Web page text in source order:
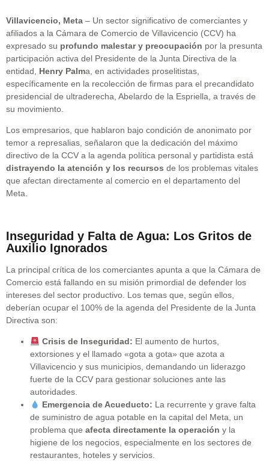
Villavicencio, Meta – Un sector significativo de comerciantes y
afiliados a la Cámara de Comercio de Villavicencio (CCV) ha
expresado su profundo malestar y preocupación por la presunta
participación activa del Presidente de la Junta Directiva de la
entidad, Henry Palma, en actividades proselitistas,
específicamente en la recolección de firmas para el precandidato
presidencial de ultraderecha, Abelardo de la Espriella, a través de
su movimiento.
Los empresarios, que hablaron bajo condición de anonimato por
temor a represalias, señalaron que la dedicación del máximo
directivo de la CCV a la agenda política personal y partidista está
distrayendo la atención y los recursos de los problemas vitales
que afectan directamente al comercio en el departamento del
Meta.
Inseguridad y Falta de Agua: Los Gritos de
Auxilio Ignorados
La principal crítica de los comerciantes apunta a que la Cámara de
Comercio está fallando en su misión primordial de defender los
intereses del sector productivo. Los temas que, según ellos,
deberían ocupar el 100% de la agenda del Presidente de la Junta
Directiva son:
Crisis de Inseguridad: El aumento de hurtos,
extorsiones y el llamado «gota a gota» que azota a
Villavicencio y sus municipios, demandando un liderazgo
fuerte de la CCV para gestionar soluciones ante las
autoridades.
Emergencia de Acueducto: La recurrente y grave falta
de suministro de agua potable en la capital del Meta, un
problema que afecta directamente la operación y la
higiene de los negocios, especialmente en los sectores de
restaurantes, hoteles y servicios.